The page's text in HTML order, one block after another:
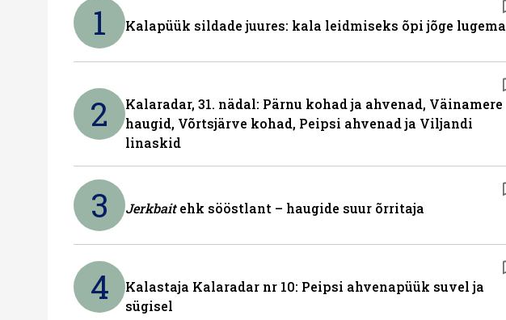
1 Kalapüük sildade juures: kala leidmiseks õpi jõge lugema
2
Kalaradar, 31. nädal: Pärnu kohad ja ahvenad, Väinamere
haugid, Võrtsjärve kohad, Peipsi ahvenad ja Viljandi
linaskid
3 Jerkbaitehk sööstlant – haugide suur õrritaja
4
Kalastaja Kalaradar nr 10: Peipsi ahvenapüük suvel ja
sügisel